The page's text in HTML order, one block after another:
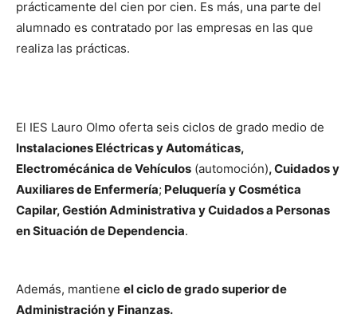
prácticamente del cien por cien. Es más, una parte del
alumnado es contratado por las empresas en las que
realiza las prácticas.
El IES Lauro Olmo oferta seis ciclos de grado medio de
Instalaciones Eléctricas y Automáticas,
Electromécánica de Vehículos (automoción), Cuidados y
Auxiliares de Enfermería; Peluquería y Cosmética
Capilar, Gestión Administrativa y Cuidados a Personas
en Situación de Dependencia.
Además, mantiene el ciclo de grado superior de
Administración y Finanzas.